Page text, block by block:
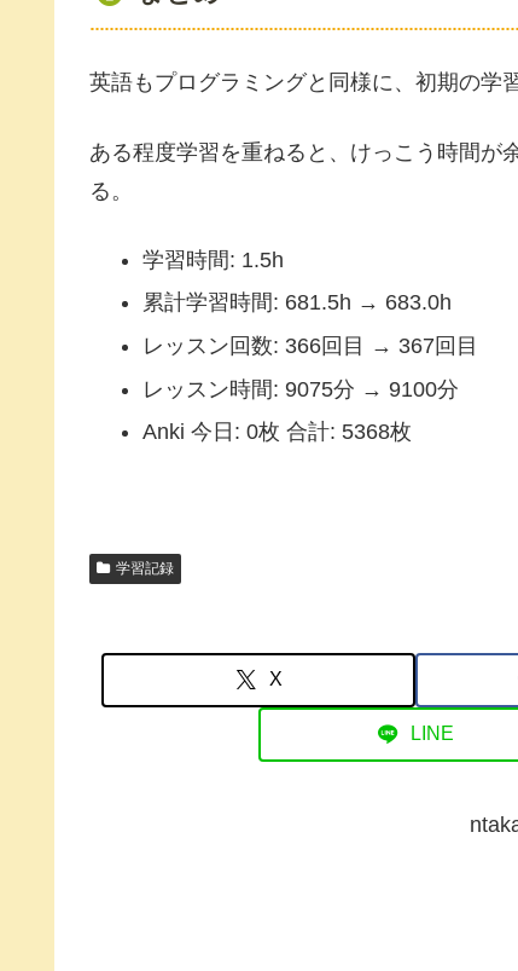
英語もプログラミングと同様に、初期の学
ある程度学習を重ねると、けっこう時間が
る。
学習時間: 1.5h
累計学習時間: 681.5h → 683.0h
レッスン回数: 366回目 → 367回目
レッスン時間: 9075分 → 9100分
Anki 今日: 0枚 合計: 5368枚
学習記録
X
LINE